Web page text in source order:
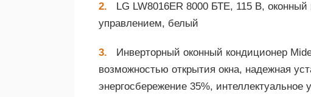
LG LW8016ER 8000 БТЕ, 115 В,
управлением, белый
Инверторный оконный кондиционер
возможностью открытия окна, надежная
энергосбережение 35%, интеллектуальное